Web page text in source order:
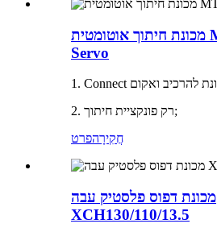
מכונת חיתוך אוטומטית MTC 400 Full
Servo
2. רק פונקציית חיתוך;
חֲקִירָהפרט
מכונת דפוס פלסטיק עבה
XCH130/110/13.5